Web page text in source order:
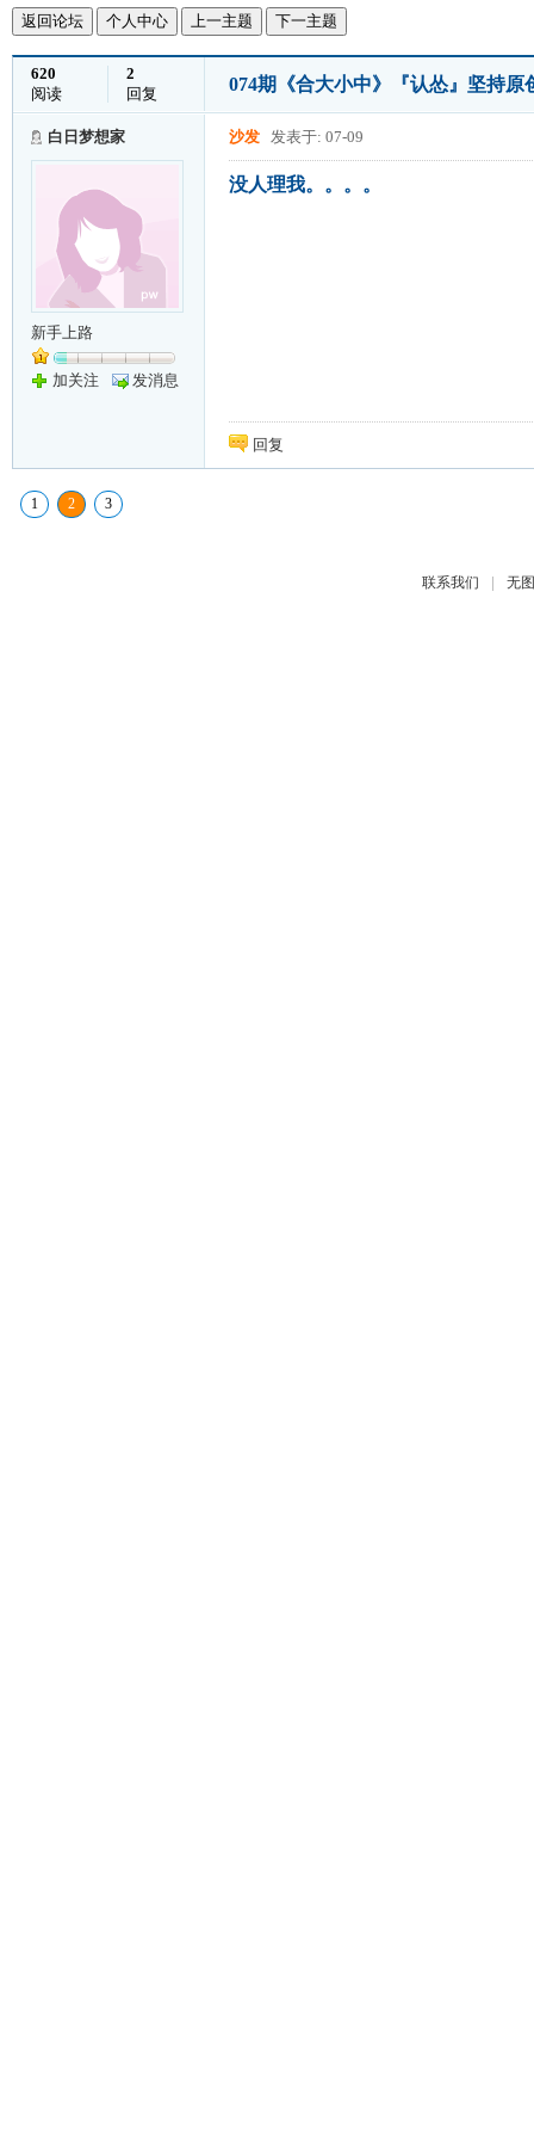
返回论坛 个人中心 上一主题 下一主题
620
阅读
2
回复
074期《合大小中》『认怂』坚持
白日梦想家
新手上路
加关注 发消息
沙发 发表于: 07-09
没人理我。。。。
回复
1 2 3
联系我们 | 无